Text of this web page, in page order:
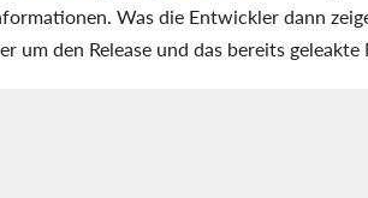
Was die Entwickler dann
um den Release und das bereits geleakte